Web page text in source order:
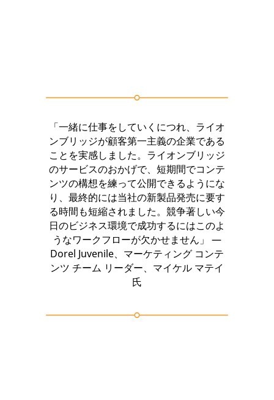
「一緒に仕事をしていくにつれ、ライオ
ンブリッジが顧客第一主義の企業である
ことを実感しました。ライオンブリッジ
のサービスのおかげで、短期間でコンテ
ンツの構想を練って公開できるようにな
り、最終的には当社の新製品発売に要す
る時間も短縮されました。競争著しい今
日のビジネス環境で成功するにはこのよ
うなワークフローが欠かせません」 —
Dorel Juvenile、マーケティング コンテ
ンツ チーム リーダー、マイケル マテイ
氏